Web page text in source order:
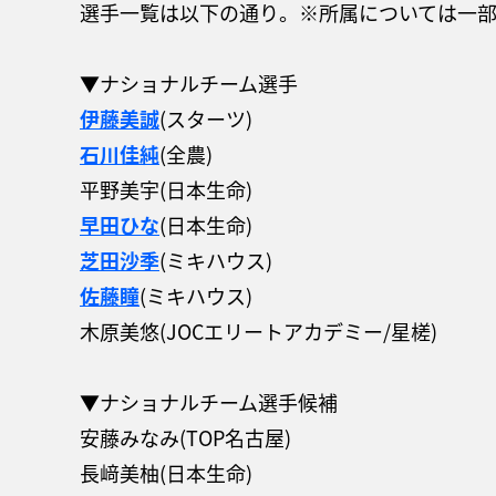
選手一覧は以下の通り。※所属については一
▼ナショナルチーム選手
伊藤美誠(スターツ)
石川佳純(全農)
平野美宇(日本生命)
早田ひな(日本生命)
芝田沙季(ミキハウス)
佐藤瞳(ミキハウス)
木原美悠(JOCエリートアカデミー/星槎)
▼ナショナルチーム選手候補
安藤みなみ(TOP名古屋)
長﨑美柚(日本生命)